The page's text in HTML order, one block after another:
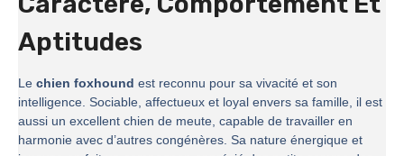
Aptitudes
Le chien foxhound est reconnu pour sa vivacité et son
intelligence. Sociable, affectueux et loyal envers sa famille, il est
aussi un excellent chien de meute, capable de travailler en
harmonie avec d’autres congénères. Sa nature énergique et